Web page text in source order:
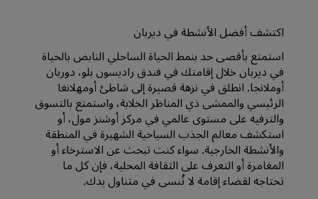
اكتشف أفضل الأنشطة في ديربان
استمتع بأقصى حد بنمط الحياة الساحلي النابض بالحياة
في ديربان خلال إقامتك في فندق راديسون بلو، دوربان
أوملانجا. انطلق في نزهة قصيرة إلى شاطئ أومهلانغا
الرئيسي والممشى ذي المناظر الخلابة، واستمتع بالتسوق
والترفيه على مستوى عالمي في مركز أوشنز مول، أو
استكشف معالم الجذب السياحية الشهيرة في المنطقة
والأنشطة الخارجية. سواء كنت تبحث عن الاسترخاء أو
المغامرة أو التعرف على الثقافة المحلية، فإن كل ما
تحتاجه لقضاء إقامة لا تُنسى في متناول يدك.